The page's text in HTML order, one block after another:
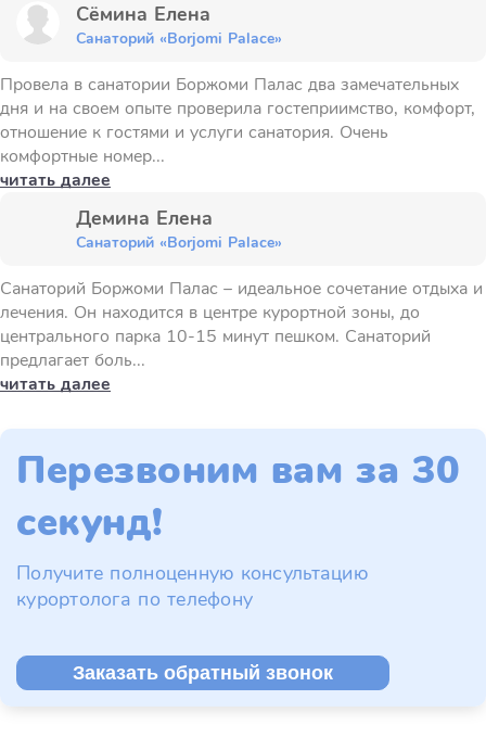
Сёмина Елена
Санаторий «Borjomi Palace»
Провела в санатории Боржоми Палас два замечательных
дня и на своем опыте проверила гостеприимство, комфорт,
отношение к гостями и услуги санатория. Очень
комфортные номер...
читать далее
Демина Елена
Санаторий «Borjomi Palace»
Санаторий Боржоми Палас – идеальное сочетание отдыха и
лечения. Он находится в центре курортной зоны, до
центрального парка 10-15 минут пешком. Санаторий
предлагает боль...
читать далее
Перезвоним вам за 30
секунд!
Получите полноценную консультацию
курортолога по телефону
Заказать обратный звонок